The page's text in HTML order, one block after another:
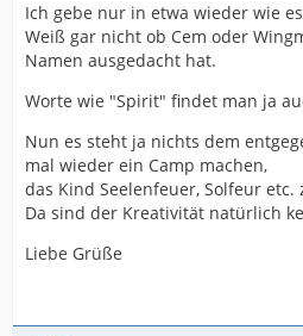
Ich gebe nur in etwa wieder wie
Weiß gar nicht ob Cem oder
Namen ausgedacht hat.
Worte wie "Spirit" findet man ja
Nun es steht ja nichts dem
mal wieder ein Camp machen,
das Kind Seelenfeuer, Solfeur etc.
Da sind der Kreativität natürlich
Liebe Grüße